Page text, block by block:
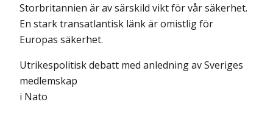
Storbritannien är av särskild vikt för vår säkerhet.
En stark transatlantisk länk är omistlig för
Europas säkerhet.
Utrikespolitisk debatt med anledning av Sveriges
medlemskap
i Nato